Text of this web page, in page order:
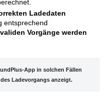
Ladedaten
entsprechend
validen Vorgänge werden
App in solchen Fällen